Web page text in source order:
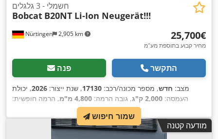
Nürtingen 2,905 km
חשמלי - 3 גלגלים
Bobcat B20NT Li-Ion Neugerät!!!
‏25,700 ‏€
מחיר קבוע בתוספת מע"מ
פנה התקשר
מצב: חדש, מספר מכונה/רכב: 17130, שנת ייצור: 2026, יכולת
העמסה: 2,000 ק"ג , גובה הרמה: 4,800 מ"מ
, הרמה חופשית:
, מרכז העומס:500 מ"מ , סוג דלק:
טריפלקס
, גובה בנייה:2,215 מ"מ , מתח סוללה: 51.2 V, אורך
המזלג:1,200 מ"מ , גודל הצמיג הקדמי: מודעה קטנה
שמור חיפוש